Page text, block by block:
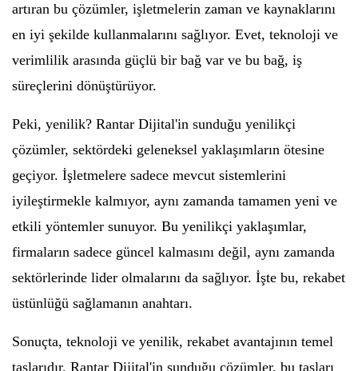
artıran bu çözümler, işletmelerin zaman ve kaynaklarını
en iyi şekilde kullanmalarını sağlıyor. Evet, teknoloji ve
verimlilik arasında güçlü bir bağ var ve bu bağ, iş
süreçlerini dönüştürüyor.
Peki, yenilik? Rantar Dijital'in sunduğu yenilikçi
çözümler, sektördeki geleneksel yaklaşımların ötesine
geçiyor. İşletmelere sadece mevcut sistemlerini
iyileştirmekle kalmıyor, aynı zamanda tamamen yeni ve
etkili yöntemler sunuyor. Bu yenilikçi yaklaşımlar,
firmaların sadece güncel kalmasını değil, aynı zamanda
sektörlerinde lider olmalarını da sağlıyor. İşte bu, rekabet
üstünlüğü sağlamanın anahtarı.
Sonuçta, teknoloji ve yenilik, rekabet avantajının temel
taşlarıdır. Rantar Dijital'in sunduğu çözümler, bu taşları